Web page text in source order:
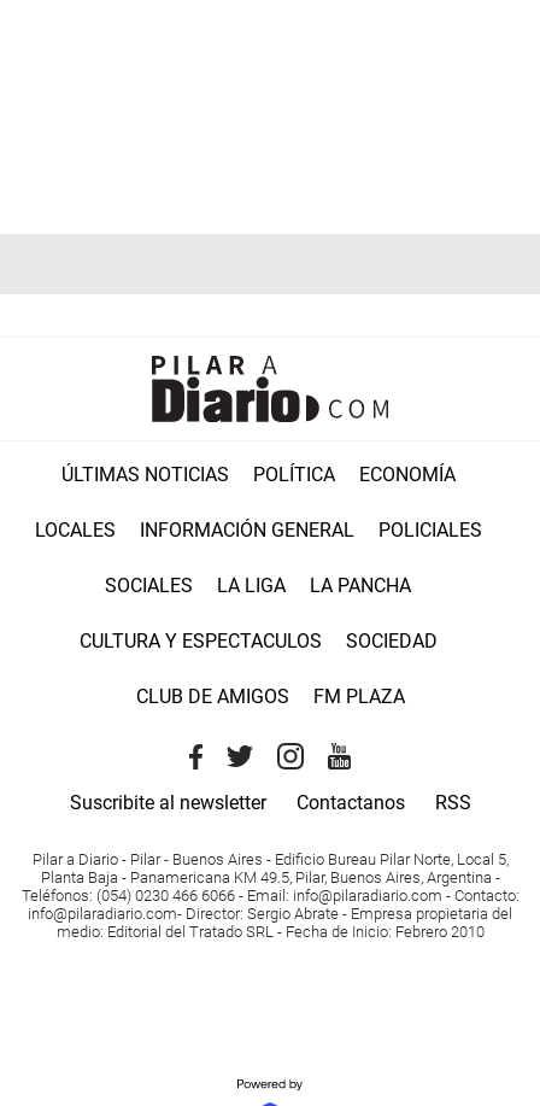
ÚLTIMAS NOTICIAS POLÍTICA ECONOMÍA
LOCALES INFORMACIÓN GENERAL POLICIALES
SOCIALES LA LIGA LA PANCHA
CULTURA Y ESPECTACULOS SOCIEDAD
CLUB DE AMIGOS FM PLAZA
Suscribite al newsletter Contactanos RSS
Pilar a Diario - Pilar - Buenos Aires - Edificio Bureau Pilar Norte, Local 5,
Planta Baja - Panamericana KM 49.5, Pilar, Buenos Aires, Argentina -
Teléfonos: (054) 0230 466 6066 - Email : info@pilaradiario.com - Contacto:
info@pilaradiario.com- Director: Sergio Abrate - Empresa propietaria del
medio: Editorial del Tratado SRL - Fecha de Inicio: Febrero 2010